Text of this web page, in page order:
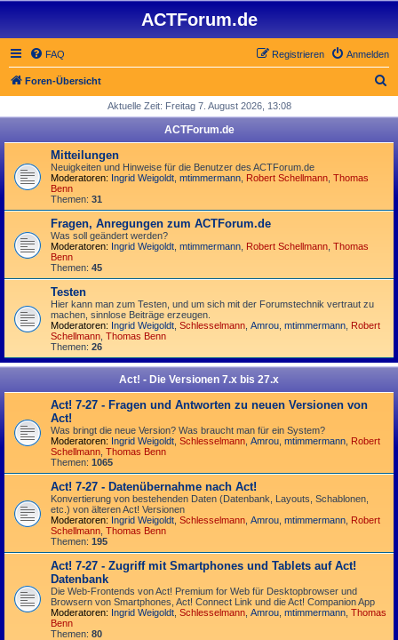
ACTForum.de
FAQ Anmelden
Registrieren
Foren-Übersicht
h
Aktuelle Zeit: Freitag 7. August 2026, 13:08
ACTForum.de
Mitteilungen
Neuigkeiten und Hinweise für die Benutzer des ACTForum.de
Moderatoren: Ingrid Weigoldt mtimmermann Robert Schellmann Thomas
Benn
Themen: 31
Fragen, Anregungen zum ACTForum.de
Was soll geändert werden?
Moderatoren: Ingrid Weigoldt mtimmermann Robert Schellmann Thomas
Benn
Themen: 45
Testen
Hier kann man zum Testen, und um sich mit der Forumstechnik vertraut zu
machen, sinnlose Beiträge erzeugen.
Moderatoren: Ingrid Weigoldt Schlesselmann Amrou mtimmermann Robert
Schellmann Thomas Benn
Themen: 26
Act! - Die Versionen 7.x bis 27.x
Act! 7-27 - Fragen und Antworten zu neuen Versionen von
Act!
Was bringt die neue Version? Was braucht man für ein System?
Moderatoren: Ingrid Weigoldt Schlesselmann Amrou mtimmermann Robert
Schellmann Thomas Benn
Themen: 1065
Act! 7-27 - Datenübernahme nach Act!
Konvertierung von bestehenden Daten (Datenbank, Layouts, Schablonen,
etc.) von älteren Act! Versionen
Moderatoren: Ingrid Weigoldt Schlesselmann Amrou mtimmermann Robert
Schellmann Thomas Benn
Themen: 195
Act! 7-27 - Zugriff mit Smart­phones und Tablets auf Act!
Datenbank
Die Web-Frontends von Act! Premium for Web für Desktop­browser und
Browsern von Smart­phones, Act! Connect Link und die Act! Companion App
Moderatoren: Ingrid Weigoldt Schlesselmann Amrou mtimmermann Thomas
Benn
Themen: 80